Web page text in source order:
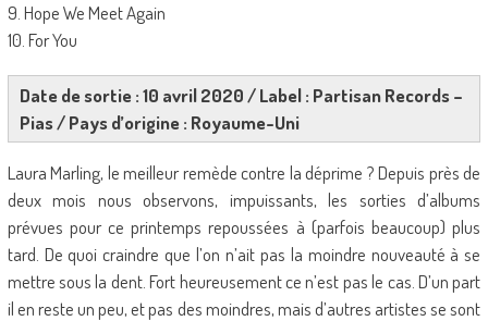
9. Hope We Meet Again
10. For You
Date de sortie : 10 avril 2020 / Label : Partisan Records –
Pias / Pays d’origine : Royaume-Uni
Laura Marling, le meilleur remède contre la déprime ? Depuis près de
deux mois nous observons, impuissants, les sorties d’albums
prévues pour ce printemps repoussées à (parfois beaucoup) plus
tard. De quoi craindre que l’on n’ait pas la moindre nouveauté à se
mettre sous la dent. Fort heureusement ce n’est pas le cas. D’un part
il en reste un peu, et pas des moindres, mais d’autres artistes se sont